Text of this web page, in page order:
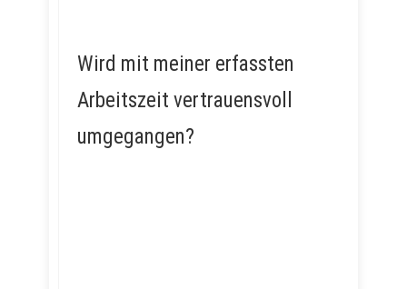
Wird mit meiner erfassten
Arbeitszeit vertrauensvoll
umgegangen?